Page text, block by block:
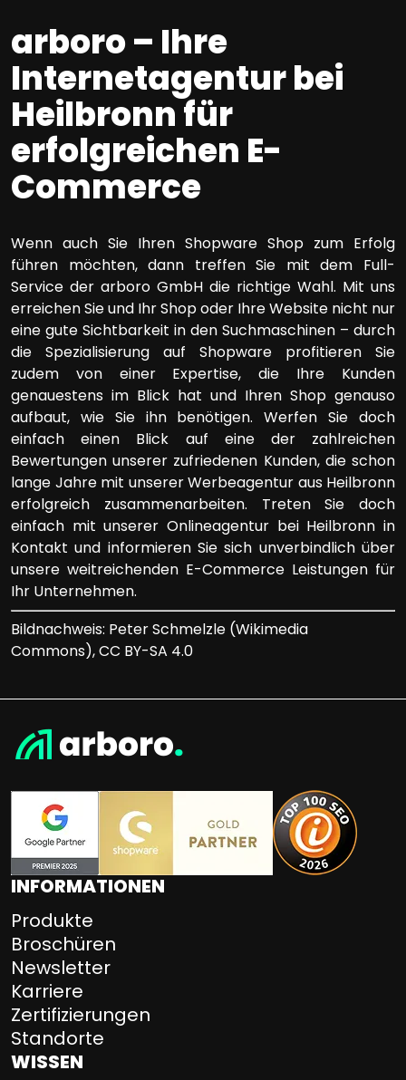
arboro – Ihre
Internetagentur bei
Heilbronn für
erfolgreichen E-
Commerce
Wenn auch Sie Ihren Shopware Shop zum Erfolg
führen möchten, dann treffen Sie mit dem Full-
Service der arboro GmbH die richtige Wahl. Mit uns
erreichen Sie und Ihr Shop oder Ihre Website nicht nur
eine gute Sichtbarkeit in den Suchmaschinen – durch
die Spezialisierung auf Shopware profitieren Sie
zudem von einer Expertise, die Ihre Kunden
genauestens im Blick hat und Ihren Shop genauso
aufbaut, wie Sie ihn benötigen. Werfen Sie doch
einfach einen Blick auf eine der zahlreichen
Bewertungen unserer zufriedenen Kunden, die schon
lange Jahre mit unserer Werbeagentur aus Heilbronn
erfolgreich zusammenarbeiten. Treten Sie doch
einfach mit unserer Onlineagentur bei Heilbronn in
Kontakt und informieren Sie sich unverbindlich über
unsere weitreichenden E-Commerce Leistungen für
Ihr Unternehmen.
Bildnachweis: Peter Schmelzle (Wikimedia
Commons), CC BY-SA 4.0
INFORMATIONEN
Produkte
Broschüren
Newsletter
Karriere
Zertifizierungen
Standorte
WISSEN